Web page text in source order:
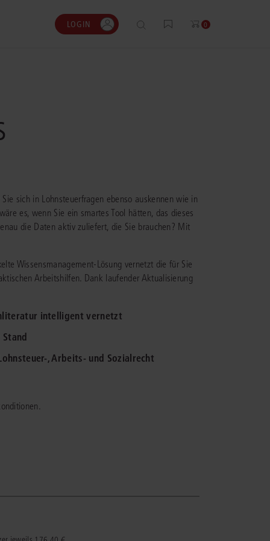
Lösungen
mehr erfahren
oder Leitsätze, recherchieren und prüfen.
mir das – einfach und
Rechtsanwalt und Partner, KT
dem bewährten juris
berechnen.
Prozesskostenrechner
LOGIN 0
sich in Lohnsteuerfragen ebenso auskennen wie in
es, wenn Sie ein smartes Tool hätten, das dieses
die Daten aktiv zuliefert, die Sie brauchen? Mit
Wissensmanagement-Lösung vernetzt die für Sie
Arbeitshilfen. Dank laufender Aktualisierung
intelligent vernetzt
, Arbeits- und Sozialrecht